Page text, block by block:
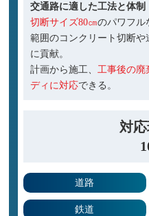
交通路に適した工法と体制
切断サイズ80㎝のパワフル
範囲のコンクリート切断や
に貢献。
計画から施工、 工事後の廃
ディに対応できる。
対
道路
鉄道